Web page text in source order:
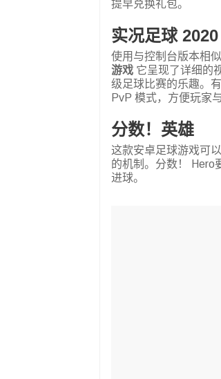
提早兑换礼包。
实况足球 2020
使用与控制台版本相
游戏 它呈现了详细的
级足球比赛的乐趣。
PvP 模式，方便玩家
分数！英雄
这款安卓足球游戏可
的机制。分数！ Hero
进球。